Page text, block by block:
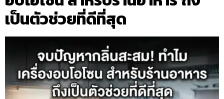
เป็นตัวช่วยที่ดีที่สุด